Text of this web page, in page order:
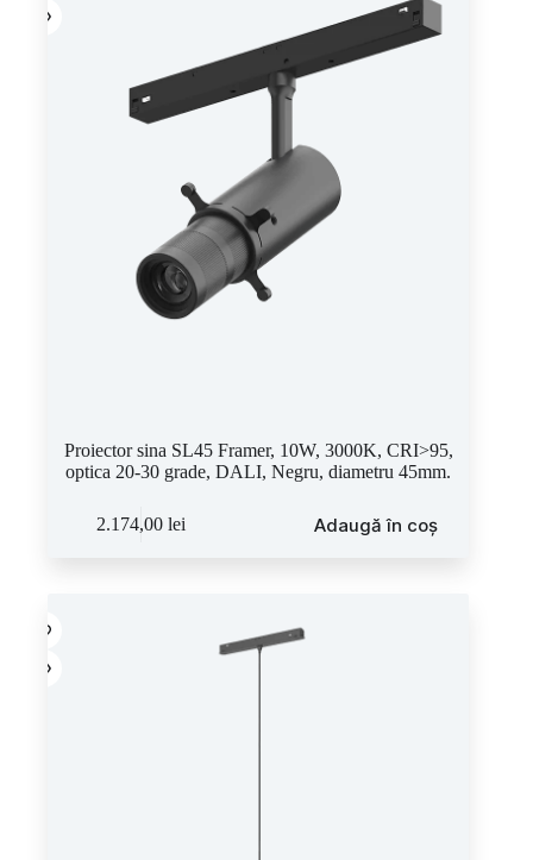
Proiector sina SL45 Framer, 10W, 3000K, CRI>95,
optica 20-30 grade, DALI, Negru, diametru 45mm.
2.174,00lei Adaugă în coș